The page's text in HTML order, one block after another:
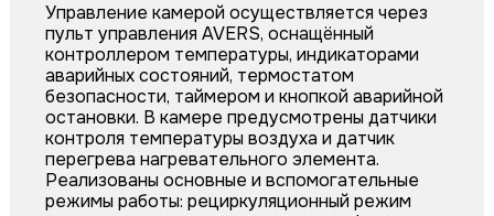
Управление камерой осуществляется через
пульт управления AVERS, оснащённый
контроллером температуры, индикаторами
аварийных состояний, термостатом
безопасности, таймером и кнопкой аварийной
остановки. В камере предусмотрены датчики
контроля температуры воздуха и датчик
перегрева нагревательного элемента.
Реализованы основные и вспомогательные
режимы работы: рециркуляционный режим